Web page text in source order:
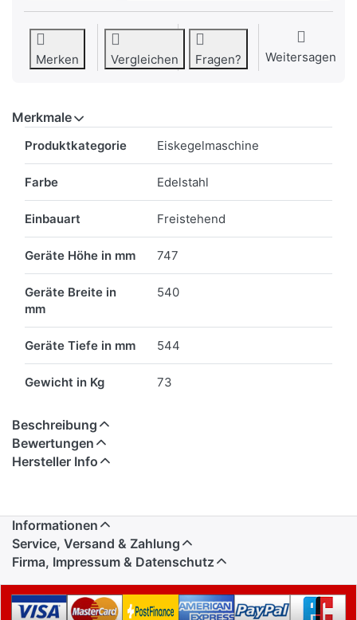
Merken Vergleichen Fragen? Weitersagen
Merkmale
Produktkategorie Eiskegelmaschine
Farbe Edelstahl
Einbauart Freistehend
Geräte Höhe in mm 747
Geräte Breite in
mm
540
Geräte Tiefe in mm 544
Gewicht in Kg 73
Beschreibung
Bewertungen
Hersteller Info
Informationen
Service, Versand & Zahlung
Firma, Impressum & Datenschutz